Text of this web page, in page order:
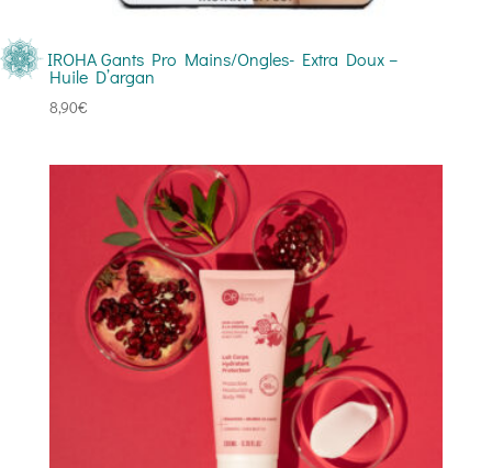
IROHA Gants Pro Mains/Ongles- Extra Doux –
Huile D’argan
8,90€